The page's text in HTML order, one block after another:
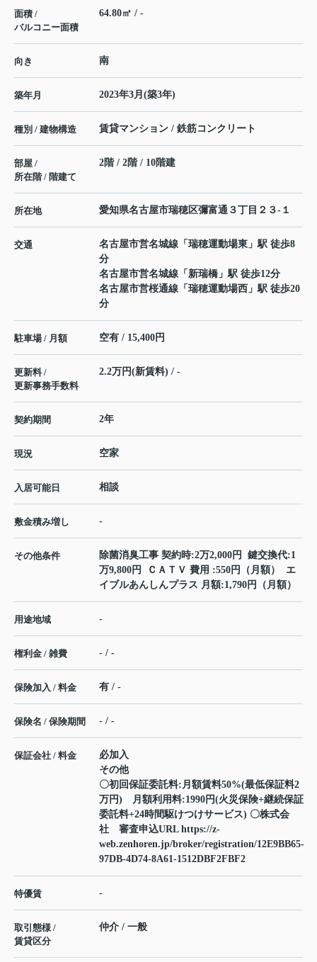
面積 /
バルコニー面積
64.80㎡ / -
向き 南
築年月 2023年3月(築3年)
種別 / 建物構造 賃貸マンション / 鉄筋コンクリート
部屋 /
所在階 / 階建て
2階 / 2階 / 10階建
所在地 愛知県名古屋市瑞穂区彌富通 ３丁目２３-１
交通 名古屋市営名城線 「 瑞穂運動場東 」駅 徒歩8
分
名古屋市営名城線 「 新瑞橋 」駅 徒歩12分
名古屋市営桜通線 「 瑞穂運動場西 」駅 徒歩20
分
駐車場 / 月額 空有 / 15,400円
更新料 /
更新事務手数料
2.2万円(新賃料) / -
契約期間 2年
現況 空家
入居可能日 相談
敷金積み増し -
その他条件
除菌消臭工事 契約時:2万2,000円 鍵交換代:1
万9,800円 ＣＡＴＶ 費用 :550円（月額） エ
イブルあんしんプラス 月額:1,790円（月額）
用途地域 -
権利金 / 雑費 - / -
保険加入 / 料金 有 / -
保険名 / 保険期間 - / -
保証会社 / 料金
必加入
その他
〇初回保証委託料:月額賃料50%(最低保証料2
万円) 月額利用料:1990円(火災保険+継続保証
委託料+24時間駆けつけサービス) 〇株式会
社 審査申込URL https://z-
web.zenhoren.jp/broker/registration/12E9BB65-
97DB-4D74-8A61-1512DBF2FBF2
特優賃 -
取引態様 /
賃貸区分
仲介 / 一般